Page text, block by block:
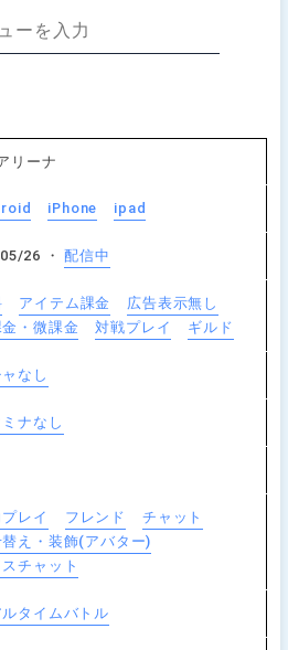
リーナ
iPhone ipad
26 ・配信中
アイテム課金
広告表示無し
・微課金
対戦プレイ ギルド
なし
ミナなし
レイ フレンド
チャット
え・装飾(アバター)
チャット
ルタイムバトル